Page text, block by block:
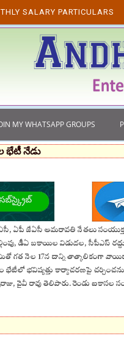
SALARY PARTICULARS
MY WHATSAPP GROUPS
భేటీ నేడు
ఏపీ జేఏసీ అమరావతి నేతలు
డీఏ బకాయిల విడుదల, సీపీఎస్‌
గత నెల 17న దాన్ని తాత్కాలికంగా
భవిష్యత్తు కార్యాచరణపై
వైవీ రావు తెలిపారు. రెండు ఐకాసల